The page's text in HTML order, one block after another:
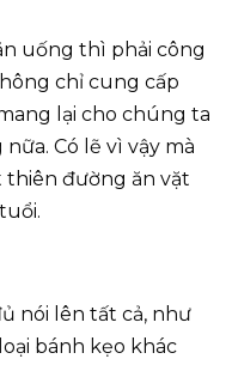
uống thì phải công
chỉ cung cấp
lại cho chúng ta
Có lẽ vì vậy mà
thiên đường ăn vặt
nói lên tất cả, như
bánh kẹo khác